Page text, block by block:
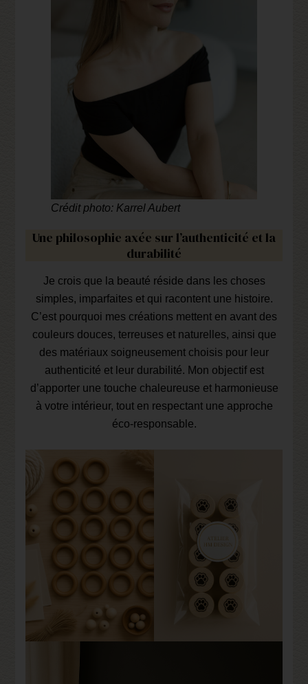
Crédit photo: Karrel Aubert
Une philosophie axée sur l’authenticité et la
durabilité
Je crois que la beauté réside dans les choses
simples, imparfaites et qui racontent une histoire.
C’est pourquoi mes créations mettent en avant des
couleurs douces, terreuses et naturelles, ainsi que
des matériaux soigneusement choisis pour leur
authenticité et leur durabilité. Mon objectif est
d’apporter une touche chaleureuse et harmonieuse
à votre intérieur, tout en respectant une approche
éco-responsable.